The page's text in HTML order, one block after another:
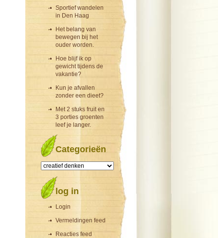
Sportief wandelen
in Den Haag
Het belang van
bewegen bij het
ouder worden.
Hoe blijf ik op
gewicht tijdens de
vakantie?
Kun je afvallen
zonder een dieet?
Met 2 stuks fruit en
3 porties groenten
leef je langer.
Categorieën
Categorieën
log in
Login
Vermeldingen feed
Reacties feed